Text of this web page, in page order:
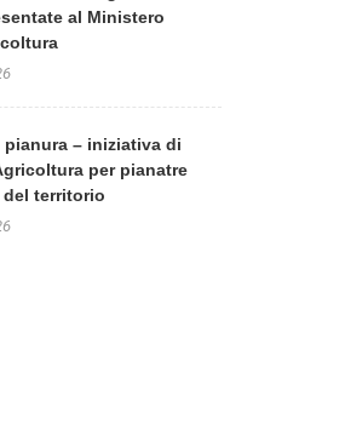
al Ministero
– iniziativa di
per pianatre
del territorio